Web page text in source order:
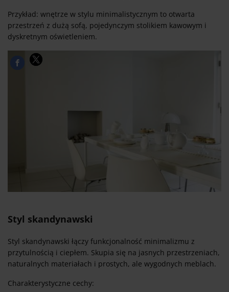
Przykład: wnętrze w stylu minimalistycznym to otwarta
przestrzeń z dużą sofą, pojedynczym stolikiem kawowym i
dyskretnym oświetleniem.
Styl skandynawski
Styl skandynawski łączy funkcjonalność minimalizmu z
przytulnością i ciepłem. Skupia się na jasnych przestrzeniach,
naturalnych materiałach i prostych, ale wygodnych meblach.
Charakterystyczne cechy: